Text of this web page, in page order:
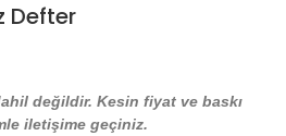
Defter
değildir. Kesin fiyat ve baskı
iletişime geçiniz.